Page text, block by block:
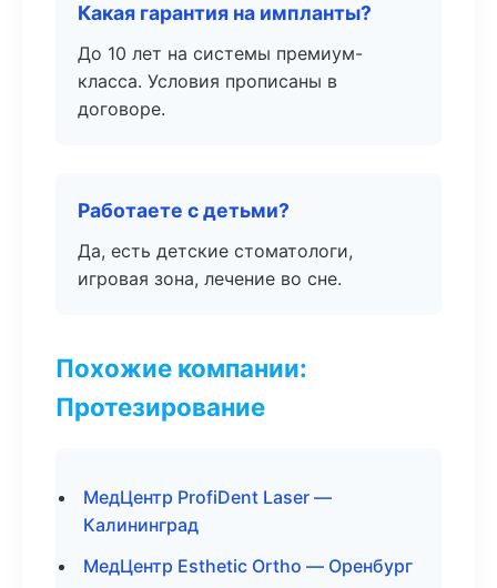
Какая гарантия на импланты?
До 10 лет на системы премиум-
класса. Условия прописаны в
договоре.
Работаете с детьми?
Да, есть детские стоматологи,
игровая зона, лечение во сне.
Похожие компании:
Протезирование
МедЦентр ProfiDent Laser —
Калининград
МедЦентр Esthetic Ortho — Оренбург